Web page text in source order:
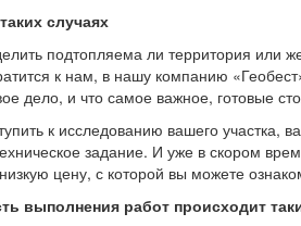
случаях
подтопляема ли территория или
к нам, в нашу компанию
дело, и что самое важное, готовые
к исследованию вашего участка,
задание. И уже в скором
цену, с которой вы можете
выполнения работ происходит